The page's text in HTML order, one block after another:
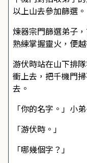
以上山去參加篩選。
煉器宗門篩選弟子
熟練掌握靈火，便
游伏時站在山下排
衝上去，把千機門
去。
「你的名字。」小
「游伏時。」
「哪幾個字？」